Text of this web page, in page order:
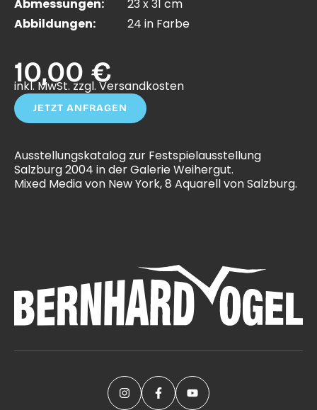
Abmessungen:
23 x 31 cm
Abbildungen:
24 in Farbe
10,00 €
inkl. MwSt. zzgl. Versandkosten
JETZT ANFRAGEN
Ausstellungskatalog zur Festspielausstellung
Salzburg 2004 in der Galerie Weihergut.
Mixed Media von New York, 8 Aquarell von Salzburg.